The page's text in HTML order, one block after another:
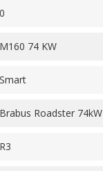
0
M160 74 KW
Smart
Brabus Roadster 74kW
R3